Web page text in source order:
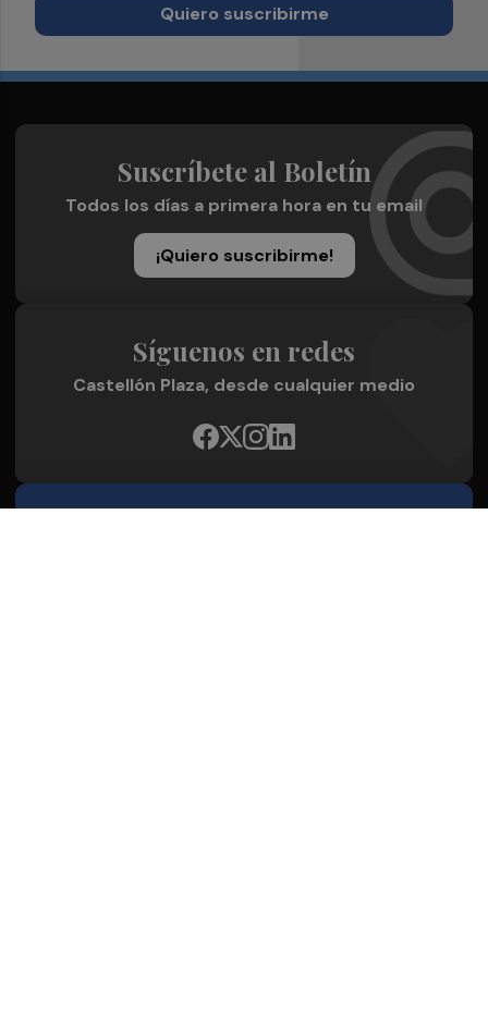
Quiero suscribirme
Suscríbete al Boletín
Todos los días a primera hora en tu email
¡Quiero suscribirme!
Síguenos en redes
Castellón Plaza, desde cualquier medio